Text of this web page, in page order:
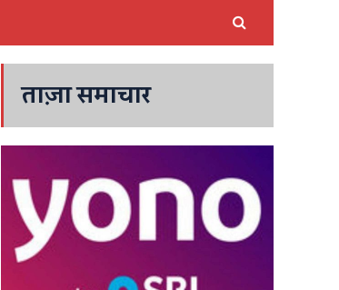
ताज़ा समाचार